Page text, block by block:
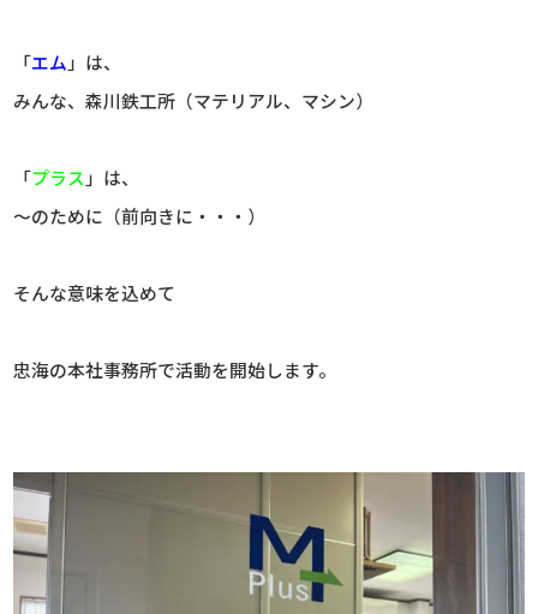
「エム」は、
みんな、森川鉄工所（マテリアル、マシン）
「プラス」は、
～のために（前向きに・・・）
そんな意味を込めて
忠海の本社事務所で活動を開始します。